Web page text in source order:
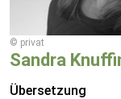
© privat
Sandra
Übersetzung